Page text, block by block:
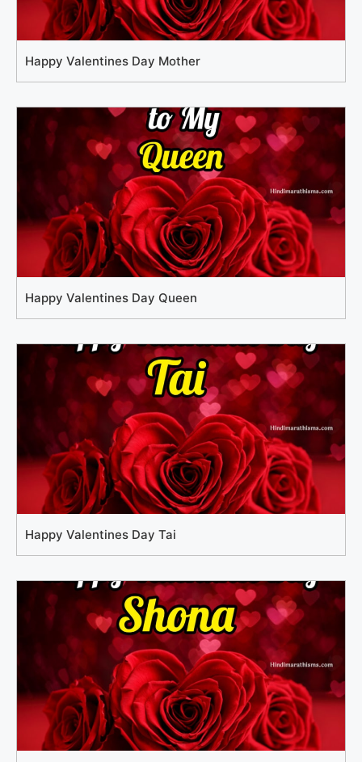
Happy Valentines Day Mother
Happy Valentines Day Queen
Happy Valentines Day Tai